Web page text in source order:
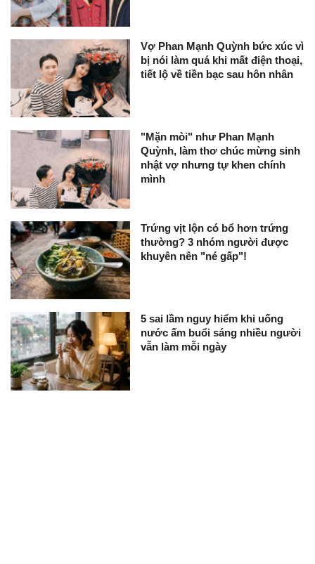
Vợ Phan Mạnh Quỳnh bức xúc vì
bị nói làm quá khi mất điện thoại,
tiết lộ về tiền bạc sau hôn nhân
"Mặn mòi" như Phan Mạnh
Quỳnh, làm thơ chúc mừng sinh
nhật vợ nhưng tự khen chính
mình
Trứng vịt lộn có bổ hơn trứng
thường? 3 nhóm người được
khuyên nên "né gấp"!
5 sai lầm nguy hiểm khi uống
nước ấm buổi sáng nhiều người
vẫn làm mỗi ngày